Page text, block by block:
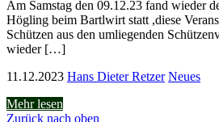
Am Samstag den 09.12.23 fand wieder
Högling beim Bartlwirt statt ,diese
Schützen aus den umliegenden
wieder […]
11.12.2023 Hans Dieter Retzer Neues
Mehr lesen
Zurück nach oben